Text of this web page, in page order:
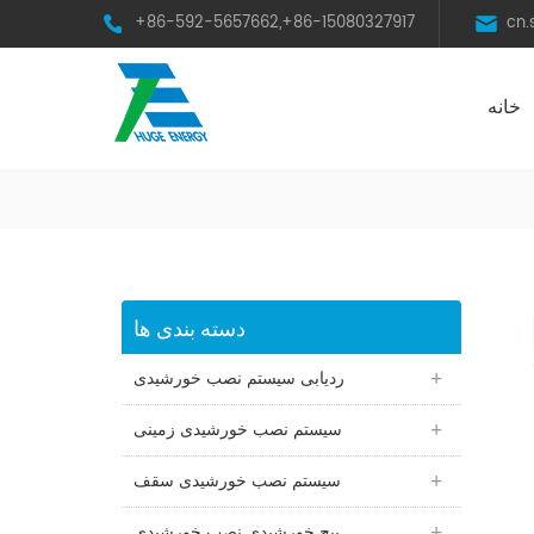
+86-592-5657662,+86-15080327917
خانه
دسته بندی ها
ردیابی سیستم نصب خورشیدی
سیستم نصب خورشیدی زمینی
سیستم نصب خورشیدی سقف